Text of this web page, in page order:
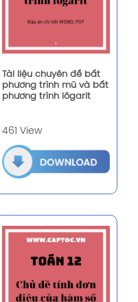
Tài liệu chuyên đề bất
phương trình mũ và bất
phương trình lôgarit
461 View